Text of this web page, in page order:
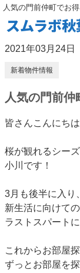
人気の門前仲町でお
スムラボ
2021年03月24日
新着物件情報
人気の門前
皆さんこんにち
桜が観れるシー
小川です！
3月も後半に入り、
新生活に向けて
ラストスパート
これからお部屋
ずっとお部屋を